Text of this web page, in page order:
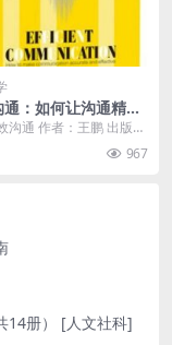
通：如何让沟通精准
下载
沟通 作者：王鹏 出版
艺出版社 副标题：如何
效 ...
967
14册） [人文社科]